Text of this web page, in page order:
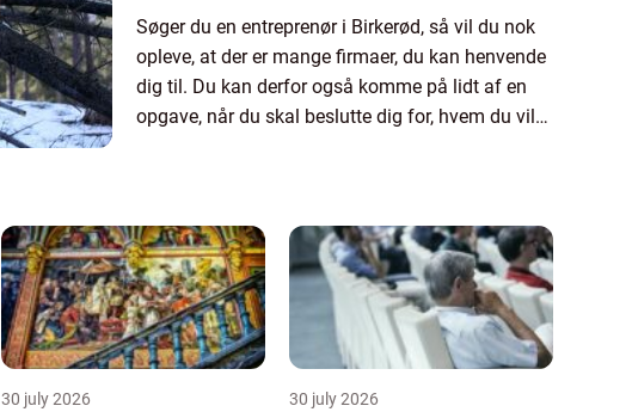
Søger du en entreprenør i Birkerød, så vil du nok
opleve, at der er mange firmaer, du kan henvende
dig til. Du kan derfor også komme på lidt af en
opgave, når du skal beslutte dig for, hvem du vil
30 july 2026 30 july 2026